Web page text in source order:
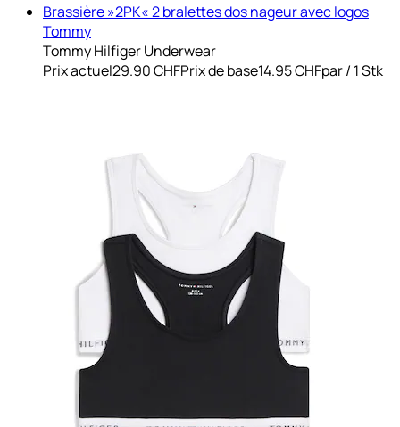
Brassière »2PK« 2 bralettes dos nageur avec logos
Tommy
Tommy Hilfiger Underwear
Prix actuel29.90 CHFPrix de base14.95 CHFpar/ 1 Stk